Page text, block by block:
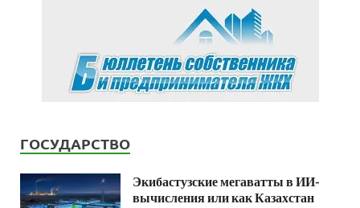
ГОСУДАРСТВО
Экибастузские мегаватты в ИИ-
вычисления или как Казахстан